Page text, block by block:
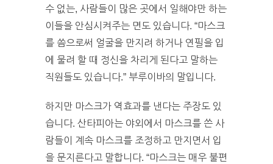
수 없는, 사람들이 많은 곳에서 일해야만 하는
이들을 안심시켜주는 면도 있습니다. “마스크
를 씀으로써 얼굴을 만지려 하거나 연필을 입
에 물려 할 때 정신을 차리게 된다고 말하는
직원들도 있습니다.” 부루이바의 말입니다.
하지만 마스크가 역효과를 낸다는 주장도 있
습니다. 산타피아는 야외에서 마스크를 쓴 사
람들이 계속 마스크를 조정하고 만지면서 입
을 문지른다고 말합니다. “마스크는 매우 불편